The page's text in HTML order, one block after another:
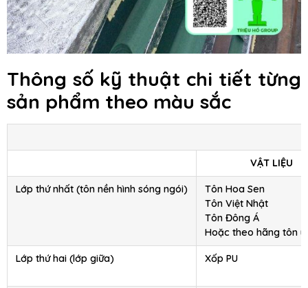
Thông số kỹ thuật chi tiết từng
sản phẩm theo màu sắc
VẬT LIỆU
Lớp thứ nhất (tôn nền hình sóng ngói)
Tôn Hoa Sen
Tôn Việt Nhật
Tôn Đông Á
Hoặc theo hãng tôn
Lớp thứ hai (lớp giữa) Xốp PU